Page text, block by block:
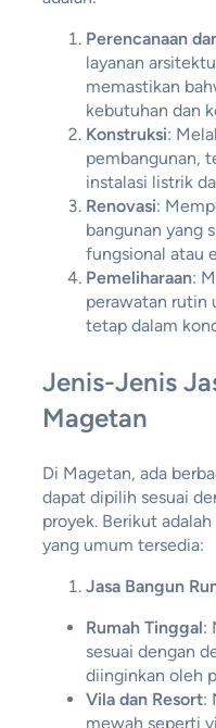
Perencanaan
layanan
memastikan
kebutuhan dan
Konstruksi:
pembangunan,
instalasi listrik
Renovasi:
bangunan yang
fungsional atau
Pemeliharaan:
perawatan rutin
tetap dalam
Jenis-Jenis
Magetan
Di Magetan, ada
dapat dipilih sesuai
proyek. Berikut
yang umum tersedia:
Jasa Bangun
Rumah Tinggal:
sesuai dengan
diinginkan oleh
Vila dan Resort:
mewah seperti